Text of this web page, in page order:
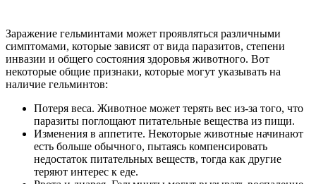
Заражение гельминтами может проявляться различными
симптомами, которые зависят от вида паразитов, степени
инвазии и общего состояния здоровья животного. Вот
некоторые общие признаки, которые могут указывать на
наличие гельминтов:
Потеря веса. Животное может терять вес из-за того, что
паразиты поглощают питательные вещества из пищи.
Изменения в аппетите. Некоторые животные начинают
есть больше обычного, пытаясь компенсировать
недостаток питательных веществ, тогда как другие
теряют интерес к еде.